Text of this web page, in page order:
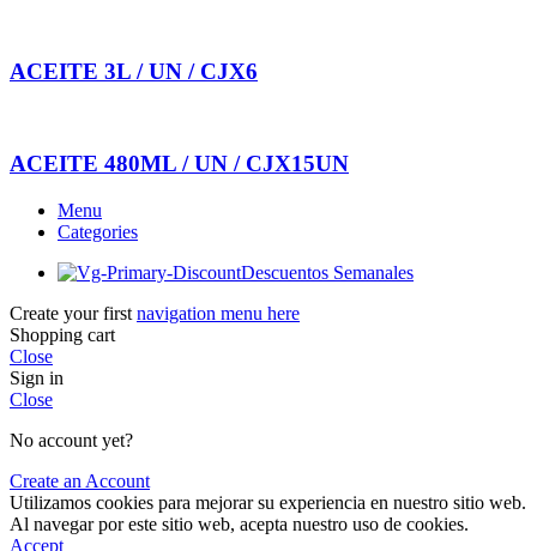
ACEITE 3L / UN / CJX6
ACEITE 480ML / UN / CJX15UN
Menu
Categories
Descuentos Semanales
Create your first navigation menu here
Shopping cart
Close
Sign in
Close
No account yet?
Create an Account
Utilizamos cookies para mejorar su experiencia en nuestro sitio web.
Al navegar por este sitio web, acepta nuestro uso de cookies.
Accept